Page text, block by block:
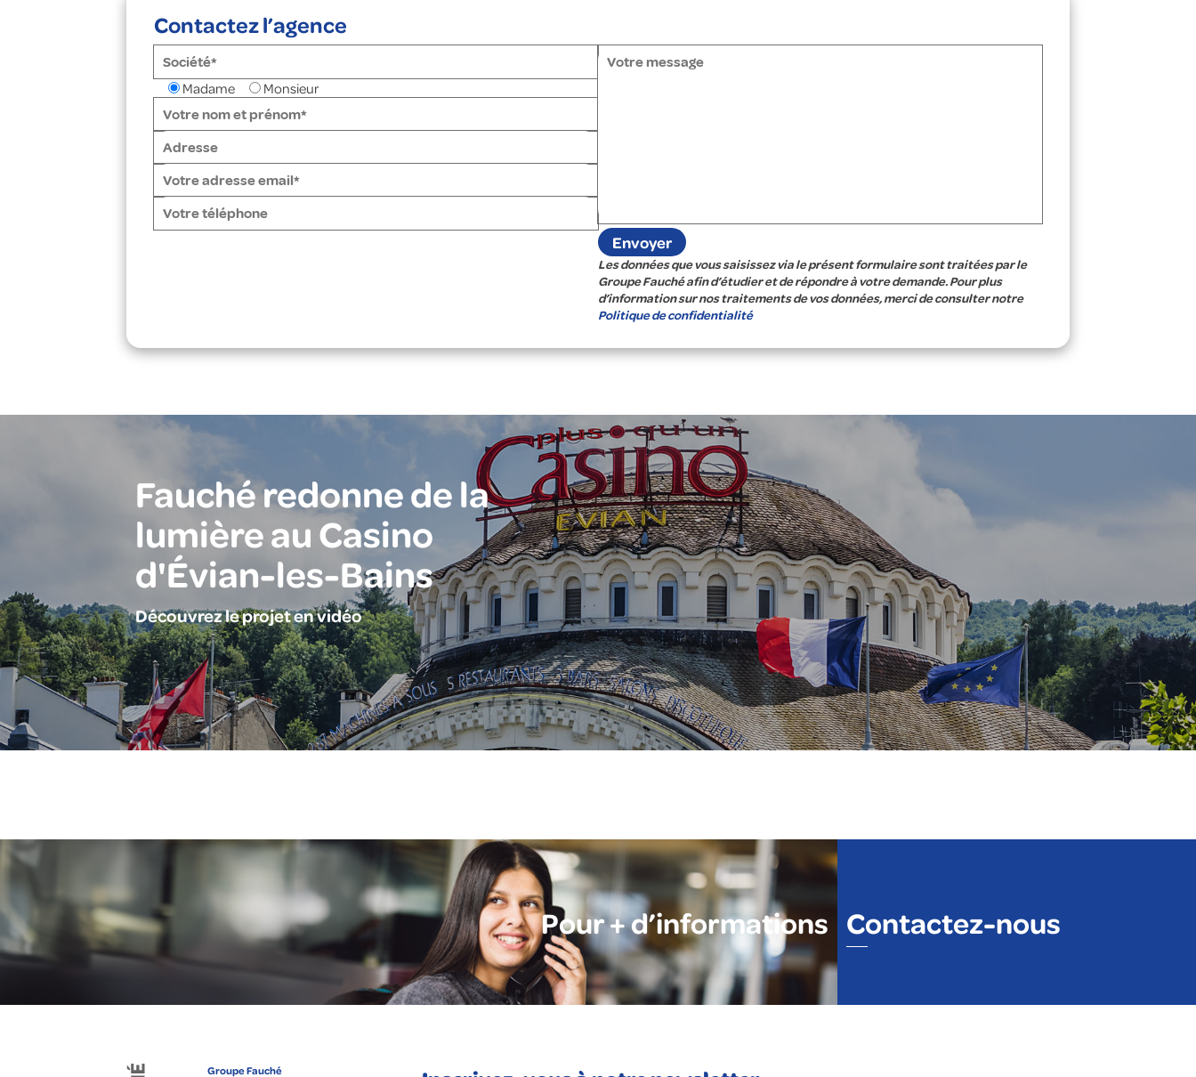
Contactez l’agence
Madame Monsieur
Les données que vous saisissez via le présent formulaire sont traitées par le
Groupe Fauché afin d’étudier et de répondre à votre demande. Pour plus
d’information sur nos traitements de vos données, merci de consulter notre
Politique de confidentialité
Fauché redonne de la
lumière au Casino
d'Évian-les-Bains
Découvrez le projet en vidéo
Pour + d’informations Contactez-nous
Groupe Fauché